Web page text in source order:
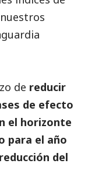
de reducir
de efecto
el horizonte
para el año
del